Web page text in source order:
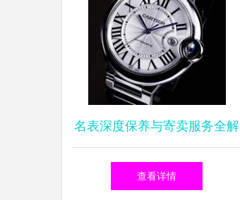
名表深度保养与寄卖服务全解
析
查看详情